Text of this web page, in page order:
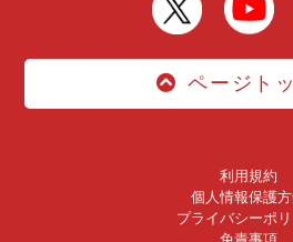
ページト
利用規約
個人情報保護
プライバシーポ